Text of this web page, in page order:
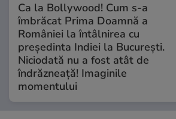
Ca la Bollywood! Cum s-a
îmbrăcat Prima Doamnă a
României la întâlnirea cu
președinta Indiei la București.
Niciodată nu a fost atât de
îndrăzneață! Imaginile
momentului